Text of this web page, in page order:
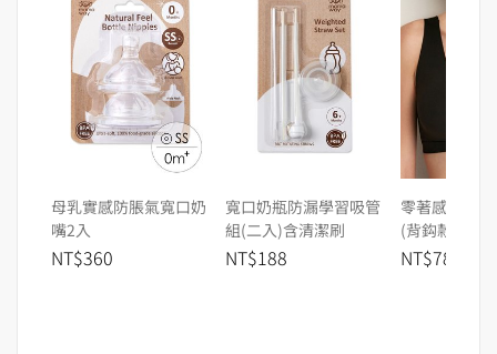
母乳實感防脹氣寬口奶
嘴2入
NT$360
寬口奶瓶防漏學習吸管
組(二入)含清潔刷
NT$188
零著感無痕
(背鈎款)
NT$780